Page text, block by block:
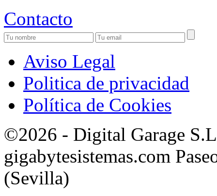
Contacto
Aviso Legal
Politica de privacidad
Política de Cookies
©2026 - Digital Garage
gigabytesistemas.com
(Sevilla)